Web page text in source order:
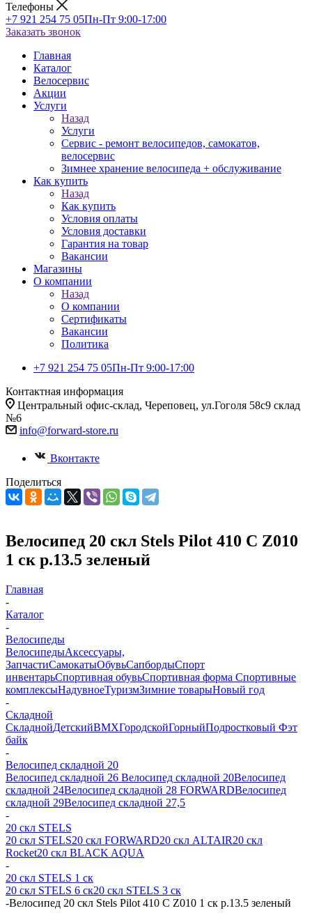
Телефоны
+7 921 254 75 05Пн-Пт 9:00-17:00
Заказать звонок
Главная
Каталог
Велосервис
Акции
Услуги
Назад
Услуги
Сервис - ремонт велосипедов, самокатов,
велосервис
Зимнее хранение велосипеда + обслуживание
Как купить
Назад
Как купить
Условия оплаты
Условия доставки
Гарантия на товар
Вакансии
Магазины
О компании
Назад
О компании
Сертификаты
Вакансии
Политика
+7 921 254 75 05Пн-Пт 9:00-17:00
Контактная информация
Центральный офис-склад, Череповец, ул.Гоголя 58с9 склад
№6
info@forward-store.ru
Вконтакте
Поделиться
Велосипед 20 скл Stels Pilot 410 C Z010
1 ск р.13.5 зеленый
Главная
-
Каталог
-
Велосипеды
ВелосипедыАксессуары,
ЗапчастиСамокатыОбувьСапбордыСпорт
инвентарьСпортивная обувьСпортивная форма Спортивные
комплексыНадувноеТуризмЗимние товарыНовый год
-
Складной
СкладнойДетскийBMXГородскойГорныйПодростковый Фэт
байк
-
Велосипед складной 20
Велосипед складной 26 Велосипед складной 20Велосипед
складной 24Велосипед складной 28 FORWARDВелосипед
складной 29Велосипед складной 27,5
-
20 скл STELS
20 скл STELS20 скл FORWARD20 скл ALTAIR20 скл
Rocket20 скл BLACK AQUA
-
20 скл STELS 1 ск
20 скл STELS 6 ск20 скл STELS 3 ск
-Велосипед 20 скл Stels Pilot 410 C Z010 1 ск р.13.5 зеленый